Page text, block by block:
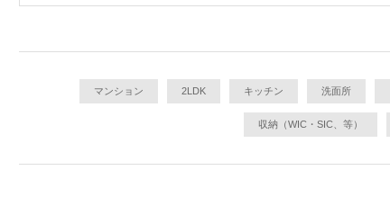
マンション 2LDK キッチン 洗面所
収納（WIC・SIC、等）